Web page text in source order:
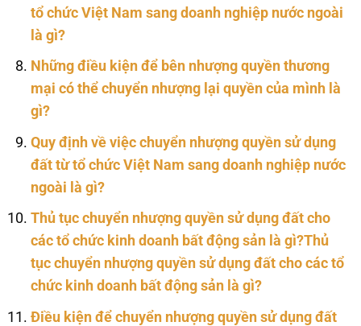
tổ chức Việt Nam sang doanh nghiệp nước ngoài
là gì?
Những điều kiện để bên nhượng quyền thương
mại có thể chuyển nhượng lại quyền của mình là
gì?
Quy định về việc chuyển nhượng quyền sử dụng
đất từ tổ chức Việt Nam sang doanh nghiệp nước
ngoài là gì?
Thủ tục chuyển nhượng quyền sử dụng đất cho
các tổ chức kinh doanh bất động sản là gì?Thủ
tục chuyển nhượng quyền sử dụng đất cho các tổ
chức kinh doanh bất động sản là gì?
Điều kiện để chuyển nhượng quyền sử dụng đất